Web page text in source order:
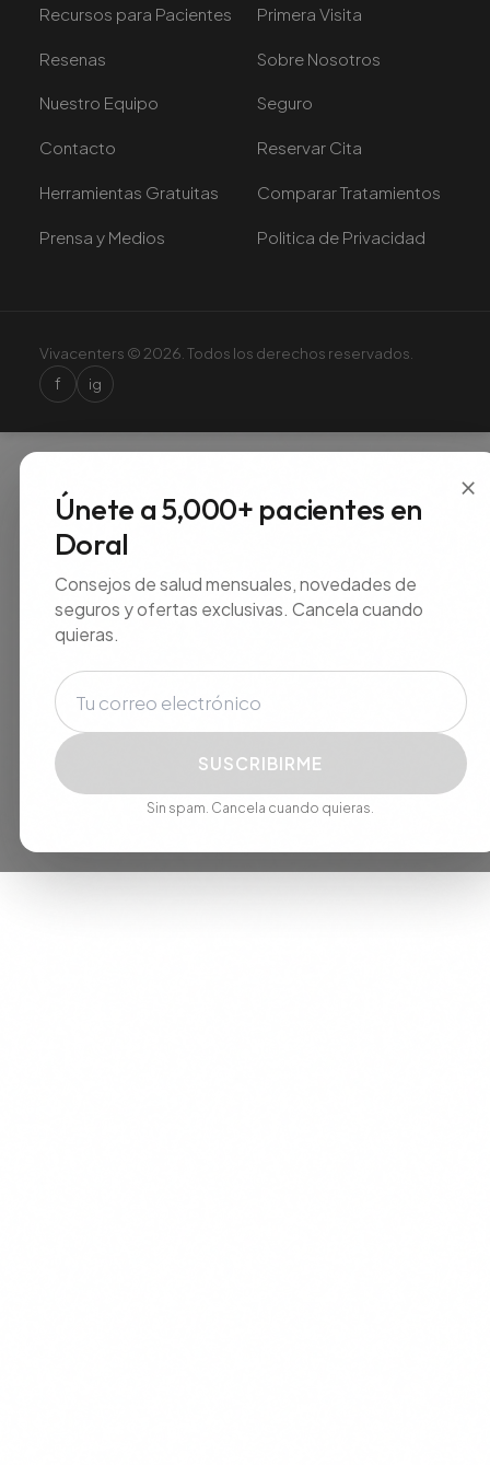
Recursos para Pacientes Primera Visita
Resenas Sobre Nosotros
Nuestro Equipo Seguro
Contacto Reservar Cita
Herramientas Gratuitas Comparar Tratamientos
Prensa y Medios Politica de Privacidad
Vivacenters © 2026. Todos los derechos reservados.
f ig
×
Únete a 5,000+ pacientes en
Doral
Consejos de salud mensuales, novedades de
seguros y ofertas exclusivas. Cancela cuando
quieras.
Correo electrónico
SUSCRIBIRME
Sin spam. Cancela cuando quieras.